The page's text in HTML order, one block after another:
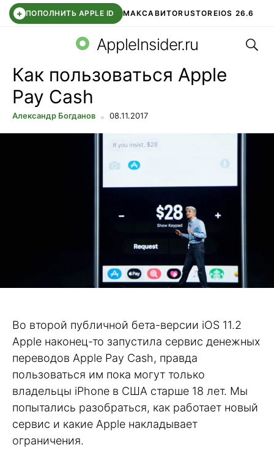
+ ПОПОЛНИТЬ APPLE ID МАКСАВИТОRUSTOREIOS 26.6
СБЕР КИДС ВТБ ОНЛАЙН ЧАТ В ROBLOX
AppleInsider.ru
Как пользоваться Apple
Pay Cash
Александр Богданов 08.11.2017
Во второй публичной бета-версии iOS 11.2
Apple наконец-то запустила сервис денежных
переводов Apple Pay Cash, правда
пользоваться им пока могут только
владельцы iPhone в США старше 18 лет. Мы
попытались разобраться, как работает новый
сервис и какие Apple накладывает
ограничения.